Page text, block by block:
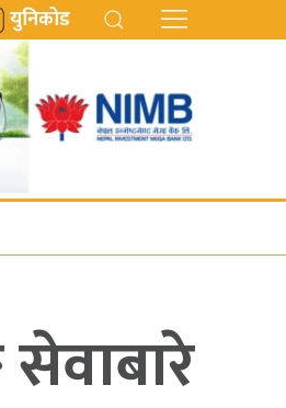
युनिकोड